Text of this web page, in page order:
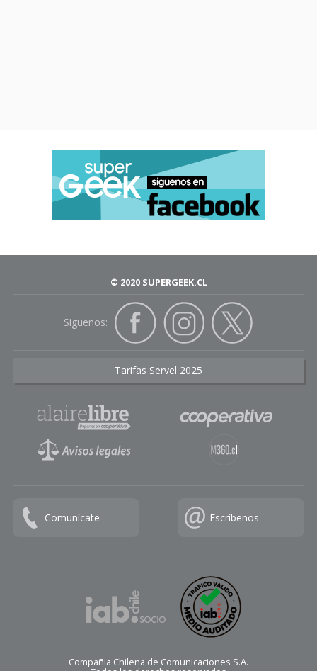
© 2020 SUPERGEEK.CL
Siguenos:
Tarifas Servel 2025
Comunícate Escríbenos
Compañia Chilena de Comunicaciones S.A.